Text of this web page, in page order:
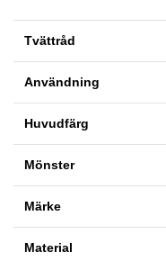
Tvättråd
Användning
Huvudfärg
Mönster
Märke
Material